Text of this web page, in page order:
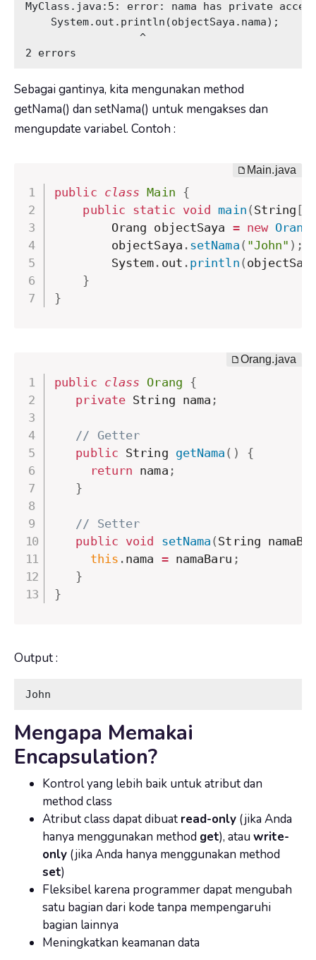
MyClass.java:5: error: nama has private
    System.out.println(objectSaya.nama);
                  ^
2 errors
Sebagai gantinya, kita mengunakan method
getNama() dan setNama() untuk mengakses dan
mengupdate variabel. Contoh :
public class Main {
public static void main ( String [
        Orang objectSaya
= new Orang
        objectSaya
. setNama ( "John" ) ;
        System
. out . println (
}
}
public class Orang {
private String nama ;
// Getter
public String getNama ( )
{
return nama ;
}
// Setter
public void setNama ( String
this . nama = namaBaru ;
}
}
Output :
John
Mengapa Memakai
Encapsulation?
Kontrol yang lebih baik untuk atribut dan
method class
Atribut class dapat dibuat read-only (jika Anda
hanya menggunakan method get), atau write-
only (jika Anda hanya menggunakan method
set)
Fleksibel karena programmer dapat mengubah
satu bagian dari kode tanpa mempengaruhi
bagian lainnya
Meningkatkan keamanan data